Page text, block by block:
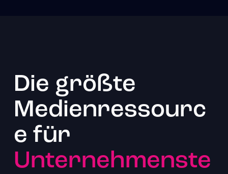
Die größte
Medienressourc
e für
Unternehmenste